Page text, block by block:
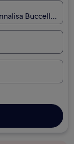
Buccellato,